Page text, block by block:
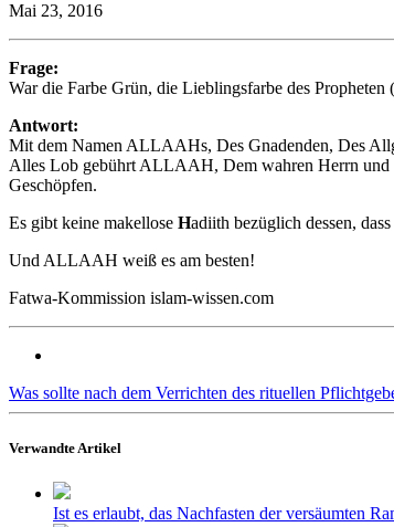
Mai 23, 2016
Frage:
War die Farbe Grün, die Lieblingsfarbe des Propheten (
Antwort:
Mit dem Namen ALLAAHs, Des Gnadenden, Des
Alles Lob gebührt ALLAAH, Dem wahren Herrn und
Geschöpfen.
Es gibt keine makellose Hadiith bezüglich dessen,
Und ALLAAH weiß es am besten!
Fatwa-Kommission islam-wissen.com
Was sollte nach dem Verrichten des rituellen
Verwandte Artikel
Ist es erlaubt, das Nachfasten der versäumten